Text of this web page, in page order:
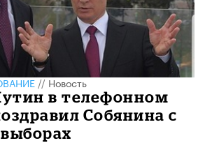
//Новость
в телефонном
Собянина с